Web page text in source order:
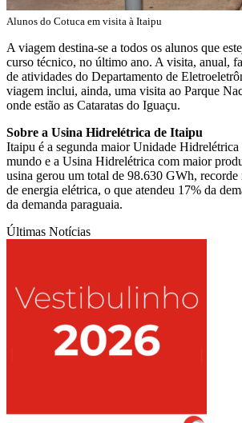
Alunos do Cotuca em visita à Itaipu
A viagem destina-se a todos os alunos que
curso técnico, no último ano. A visita, anual,
de atividades do Departamento de
viagem inclui, ainda, uma visita ao Parque
onde estão as Cataratas do Iguaçu.
Sobre a Usina Hidrelétrica de Itaipu
Itaipu é a segunda maior Unidade Hidrelétrica
mundo e a Usina Hidrelétrica com maior
usina gerou um total de 98.630 GWh,
de energia elétrica, o que atendeu 17% da
da demanda paraguaia.
Últimas Notícias